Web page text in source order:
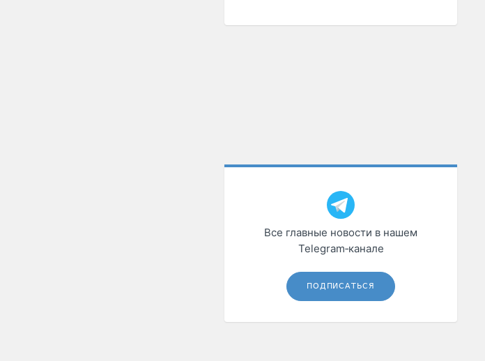
Все главные новости в нашем
Telegram‑канале
ПОДПИСАТЬСЯ